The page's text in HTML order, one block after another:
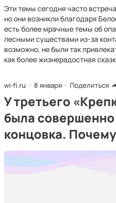
Эти темы сегодня часто
но они возникли благодаря
есть более мрачные темы об
лесными существами из-за
возможно, не были так
как более жизнерадостная
wi-fi.ru 8 января Поделиться
У третьего
была совершенно
концовка.